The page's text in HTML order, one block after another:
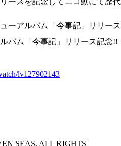
ーアルバム「今事記」リリース
バム「今事記」リリース記念!!
lv127902143
SEAS. ALL RIGHTS